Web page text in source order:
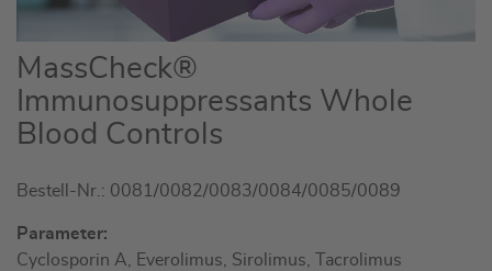
Zum
Anfang
der
Bildgalerie
MassCheck®
Immunosuppressants Whole
Blood Controls
Bestell-Nr.: 0081/0082/0083/0084/0085/0089
Parameter:
Cyclosporin A, Everolimus, Sirolimus, Tacrolimus